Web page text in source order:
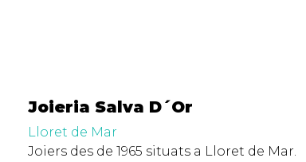
Joieria Salva D´Or
Lloret de Mar
Joiers des de 1965 situats a Lloret de Mar.